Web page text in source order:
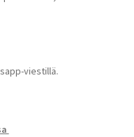
viestillä.